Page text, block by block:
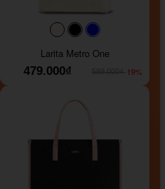
#faf0e6#000000
Larita Metro One
479.000₫
-19%